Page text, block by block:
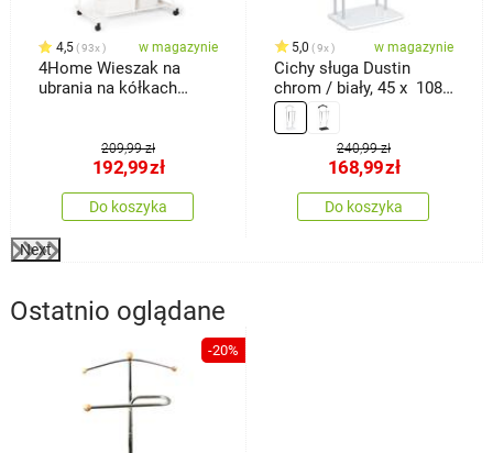
4,5 93x w magazynie
4Home Wieszak na
ubrania na kółkach
209,99 zł
192,99zł
Do koszyka
5,0 9x w magazynie
Cichy sługa Dustin
chrom / biały, 45 x 108
cm
240,99 zł
168,99zł
Do koszyka
Next
Ostatnio oglądane
-20%